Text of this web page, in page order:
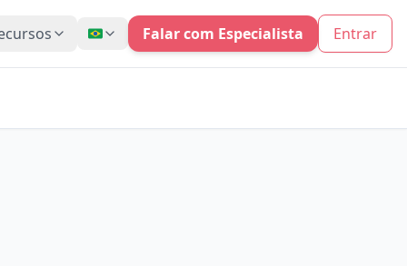
Falar com Especialista Entrar